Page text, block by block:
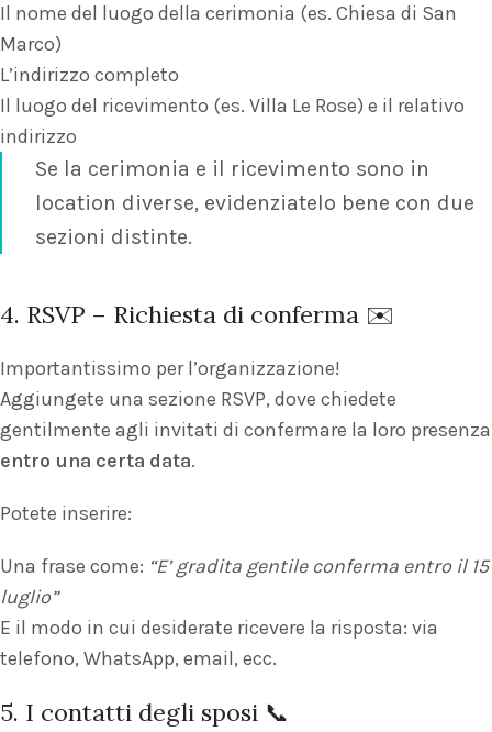
Il nome del luogo della cerimonia (es. Chiesa di San
Marco)
L’indirizzo completo
Il luogo del ricevimento (es. Villa Le Rose) e il relativo
indirizzo
Se la cerimonia e il ricevimento sono in
location diverse, evidenziatelo bene con due
sezioni distinte.
4. RSVP – Richiesta di conferma ✉️
Importantissimo per l’organizzazione!
Aggiungete una sezione RSVP, dove chiedete
gentilmente agli invitati di confermare la loro presenza
entro una certa data.
Potete inserire:
Una frase come: “E’ gradita gentile conferma entro il 15
luglio”
E il modo in cui desiderate ricevere la risposta: via
telefono, WhatsApp, email, ecc.
5. I contatti degli sposi 📞